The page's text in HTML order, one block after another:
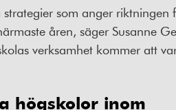
som anger riktningen
åren, säger Susanne
verksamhet kommer att
högskolor inom